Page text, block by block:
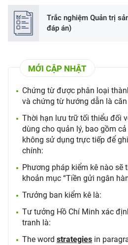
Trắc nghiệm Quản trị
đáp án)
MỚI CẬP NHẬT
Chứng từ được phân loại
và chứng từ hướng dẫn là
Thời hạn lưu trữ tối thiểu đối
dùng cho quản lý, bao gồm
không sử dụng trực tiếp để
chính:
Phương pháp kiểm kê nào sẽ
khoản mục “Tiền gửi ngân
Trưởng ban kiểm kê là:
Tư tưởng Hồ Chí Minh xác
tranh là:
The word strategies in